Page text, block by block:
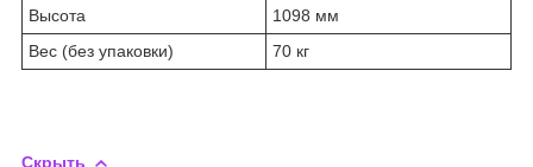
Высота
1098 мм
Вес (без упаковки)
70 кг
Скрыть